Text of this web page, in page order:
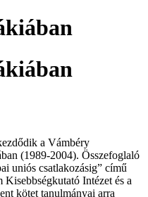
a Vámbéry
(1989-2004). Összefoglaló
uniós csatlakozásig” című
Intézet és a
kötet tanulmányai arra